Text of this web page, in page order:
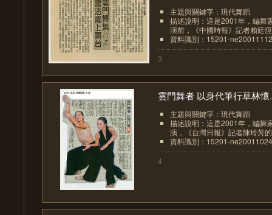
主題與關鍵字：現代舞蹈
描述說明：這是2001年，編舞
演前，《中國時報》記者賴廷
資料識別：15201-
3
雲門舞者 以身代筆行草林懷
主題與關鍵字：現代舞蹈
描述說明：這是2001年，編舞
演，《台灣日報》記者陳玲芳
資料識別：15201-
4